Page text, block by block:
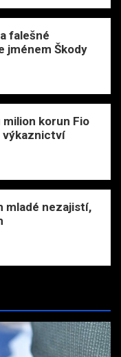
falešné
jménem Škody
milion korun Fio
výkaznictví
mladé nezajistí,